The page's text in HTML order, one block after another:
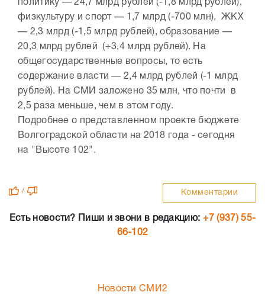
политику — 24,7 млрд рублей (-1,8 млрд рублей),
физкультуру и спорт — 1,7 млрд (-700 млн), ЖКХ
— 2,3 млрд (-1,5 млрд рублей), образование —
20,3 млрд рублей (+3,4 млрд рублей). На
общегосударственные вопросы, то есть
содержание власти — 2,4 млрд рублей (-1 млрд
рублей). На СМИ заложено 35 млн, что почти в
2,5 раза меньше, чем в этом году.
Подробнее о представленном проекте бюджете
Волгоградской области на 2018 года - сегодня
на "Высоте 102".
/ Комментарии
Есть новости? Пиши и звони в редакцию: +7 (937) 55-
66-102
Новости СМИ2